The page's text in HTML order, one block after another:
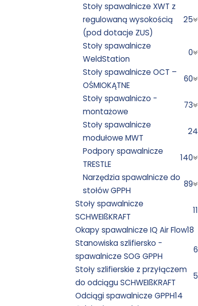
Stoły spawalnicze XWT z
regulowaną wysokością
(pod dotacje ZUS)
25
Stoły spawalnicze
WeldStation
0
Stoły spawalnicze OCT –
OŚMIOKĄTNE
60
Stoły spawalniczo -
montażowe
73
Stoły spawalnicze
modułowe MWT
24
Podpory spawalnicze
TRESTLE
140
Narzędzia spawalnicze do
stołów GPPH
89
Stoły spawalnicze
SCHWEIßKRAFT
11
Okapy spawalnicze IQ Air Flow18
Stanowiska szlifiersko -
spawalnicze SOG GPPH
6
Stoły szlifierskie z przyłączem
do odciągu SCHWEIßKRAFT
5
Odciągi spawalnicze GPPH14